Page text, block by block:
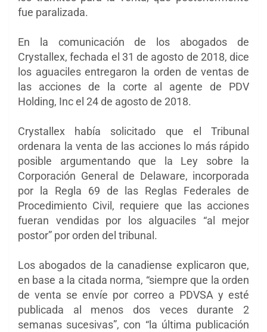
fue paralizada.
En la comunicación de los abogados de
Crystallex, fechada el 31 de agosto de 2018, dice
los aguaciles entregaron la orden de ventas de
las acciones de la corte al agente de PDV
Holding, Inc el 24 de agosto de 2018.
Crystallex había solicitado que el Tribunal
ordenara la venta de las acciones lo más rápido
posible argumentando que la Ley sobre la
Corporación General de Delaware, incorporada
por la Regla 69 de las Reglas Federales de
Procedimiento Civil, requiere que las acciones
fueran vendidas por los alguaciles “al mejor
postor” por orden del tribunal.
Los abogados de la canadiense explicaron que,
en base a la citada norma, “siempre que la orden
de venta se envíe por correo a PDVSA y esté
publicada al menos dos veces durante 2
semanas sucesivas”, con “la última publicación